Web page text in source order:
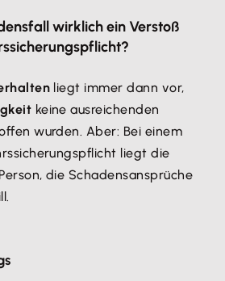
wirklich ein Verstoß
liegt immer dann vor,
keine ausreichenden
wurden. Aber: Bei einem
liegt die
die Schadensansprüche